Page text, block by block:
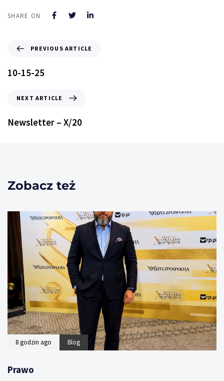
SHARE ON
PREVIOUS ARTICLE
10-15-25
NEXT ARTICLE
Newsletter – X/20
Zobacz też
8 godzin ago Blog
Prawo